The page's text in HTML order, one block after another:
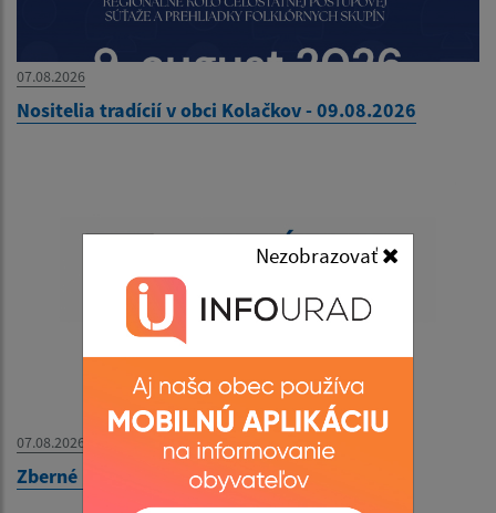
Nezobrazovať
07.08.2026
Nositelia tradícií v obci Kolačkov - 09.08.2026
07.08.2026
Zberné miesto - OZNAM